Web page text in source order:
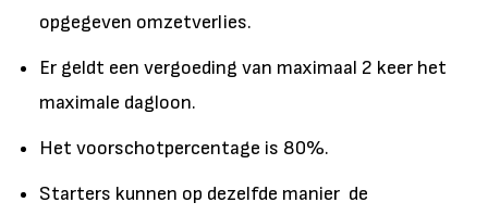
opgegeven omzetverlies.
Er geldt een vergoeding van maximaal 2 keer het
maximale dagloon.
Het voorschotpercentage is 80%.
Starters kunnen op dezelfde manier de